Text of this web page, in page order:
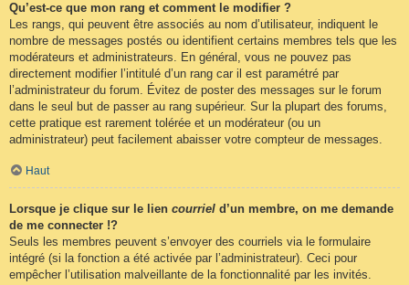
Qu’est-ce que mon rang et comment le modifier ?
Les rangs, qui peuvent être associés au nom d’utilisateur, indiquent le
nombre de messages postés ou identifient certains membres tels que les
modérateurs et administrateurs. En général, vous ne pouvez pas
directement modifier l’intitulé d’un rang car il est paramétré par
l’administrateur du forum. Évitez de poster des messages sur le forum
dans le seul but de passer au rang supérieur. Sur la plupart des forums,
cette pratique est rarement tolérée et un modérateur (ou un
administrateur) peut facilement abaisser votre compteur de messages.
Haut
Lorsque je clique sur le lien courriel d’un membre, on me demande
de me connecter !?
Seuls les membres peuvent s’envoyer des courriels via le formulaire
intégré (si la fonction a été activée par l’administrateur). Ceci pour
empêcher l’utilisation malveillante de la fonctionnalité par les invités.